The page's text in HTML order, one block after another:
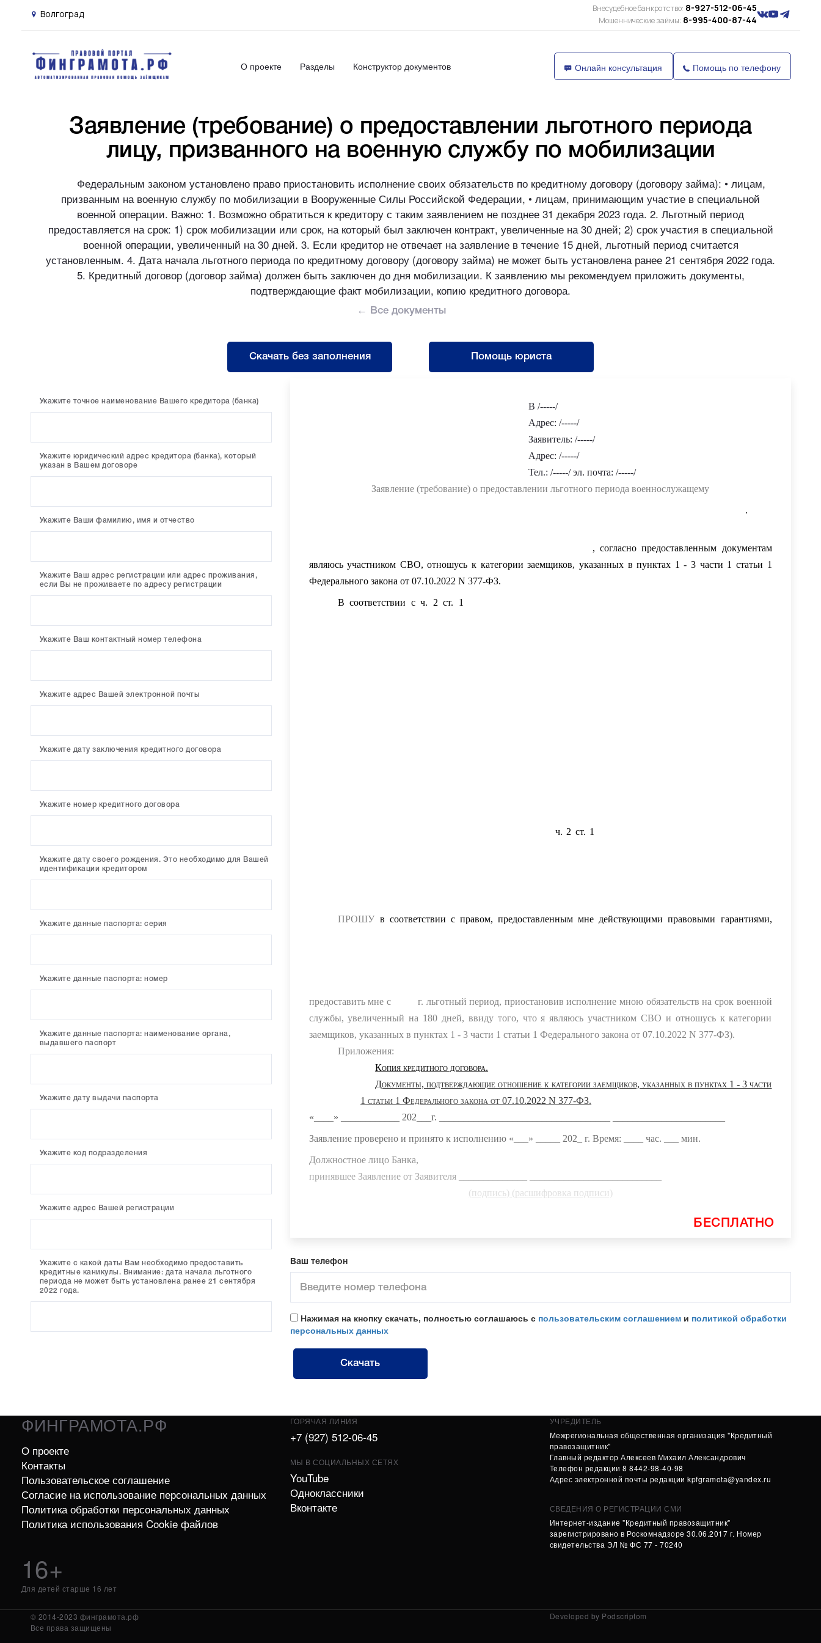
Волгоград Внесудебное банкротство: 8-927-512-06-45
Мошеннические займы: 8-995-400-87-44
О проекте Разделы Конструктор документов Онлайн консультация Помощь по телефону
Заявление (требование) о предоставлении льготного периода
лицу, призванного на военную службу по мобилизации
Федеральным законом установлено право приостановить исполнение своих обязательств по кредитному договору (договору займа): • лицам,
призванным на военную службу по мобилизации в Вооруженные Силы Российской Федерации, • лицам, принимающим участие в специальной
военной операции. Важно: 1. Возможно обратиться к кредитору с таким заявлением не позднее 31 декабря 2023 года. 2. Льготный период
предоставляется на срок: 1) срок мобилизации или срок, на который был заключен контракт, увеличенные на 30 дней; 2) срок участия в специальной
военной операции, увеличенный на 30 дней. 3. Если кредитор не отвечает на заявление в течение 15 дней, льготный период считается
установленным. 4. Дата начала льготного периода по кредитному договору (договору займа) не может быть установлена ранее 21 сентября 2022 года.
5. Кредитный договор (договор займа) должен быть заключен до дня мобилизации. К заявлению мы рекомендуем приложить документы,
подтверждающие факт мобилизации, копию кредитного договора.
← Все документы
Скачать без заполнения Помощь юриста
Укажите точное наименование Вашего кредитора (банка)
Укажите юридический адрес кредитора (банка), который
указан в Вашем договоре
Укажите Ваши фамилию, имя и отчество
Укажите Ваш адрес регистрации или адрес проживания,
если Вы не проживаете по адресу регистрации
Укажите Ваш контактный номер телефона
Укажите адрес Вашей электронной почты
Укажите дату заключения кредитного договора
Укажите номер кредитного договора
Укажите дату своего рождения. Это необходимо для Вашей
идентификации кредитором
Укажите данные паспорта: серия
Укажите данные паспорта: номер
Укажите данные паспорта: наименование органа,
выдавшего паспорт
Укажите дату выдачи паспорта
Укажите код подразделения
Укажите адрес Вашей регистрации
Укажите с какой даты Вам необходимо предоставить
кредитные каникулы. Внимание: дата начала льготного
периода не может быть установлена ранее 21 сентября
2022 года.
В /-----/
Адрес: /-----/
Заявитель: /-----/
Адрес: /-----/
Тел.: /-----/ эл. почта: /-----/
Заявление (требование) о предоставлении льготного периода военнослужащему
.
, согласно предоставленным документам
являюсь участником СВО, отношусь к категории заемщиков, указанных в пунктах 1 - 3 части 1 статьи 1
Федерального закона от 07.10.2022 N 377-ФЗ.
В соответствии с ч. 2 ст. 1
ч. 2 ст. 1
ПРОШУ в соответствии с правом, предоставленным мне действующими правовыми гарантиями,
предоставить мне с
г. льготный период, приостановив исполнение мною обязательств на срок военной
службы, увеличенный на 180 дней, ввиду того, что я являюсь участником СВО и отношусь к категории
заемщиков, указанных в пунктах 1 - 3 части 1 статьи 1 Федерального закона от 07.10.2022 N 377-ФЗ).
Приложения:
Копия кредитного договора.
Документы, подтверждающие отношение к категории заемщиков, указанных в пунктах 1 - 3 части
1 статьи 1 Федерального закона от 07.10.2022 N 377-ФЗ.
«____» ____________ 202___г. ___________________________________ _______________________
Заявление проверено и принято к исполнению «___» _____ 202_ г. Время: ____ час. ___ мин.
Должностное лицо Банка,
принявшее Заявление от Заявителя ______________ ___________________________
(подпись) (расшифровка подписи)
БЕСПЛАТНО
Ваш телефон
Нажимая на кнопку скачать, полностью соглашаюсь с пользовательским соглашениеми политикой обработки
персональных данных
Скачать
ФИНГРАМОТА.РФ
О проекте
Контакты
Пользовательское соглашение
Согласие на использование персональных данных
Политика обработки персональных данных
Политика использования Cookie файлов
16+
Для детей старше 16 лет
ГОРЯЧАЯ ЛИНИЯ
+7 (927) 512-06-45
МЫ В СОЦИАЛЬНЫХ СЕТЯХ
YouTube
Одноклассники
Вконтакте
УЧРЕДИТЕЛЬ
Межрегиональная общественная организация "Кредитный
правозащитник"
Главный редактор Алексеев Михаил Александрович
Телефон редакции 8 8442-98-40-98
Адрес электронной почты редакции kpfgramota@yandex.ru
СВЕДЕНИЯ О РЕГИСТРАЦИИ СМИ
Интернет-издание "Кредитный правозащитник"
зарегистрировано в Роскомнадзоре 30.06.2017 г. Номер
свидетельства ЭЛ № ФС 77 - 70240
© 2014-2023 финграмота.рф
Все права защищены
Developed by Podscriptom